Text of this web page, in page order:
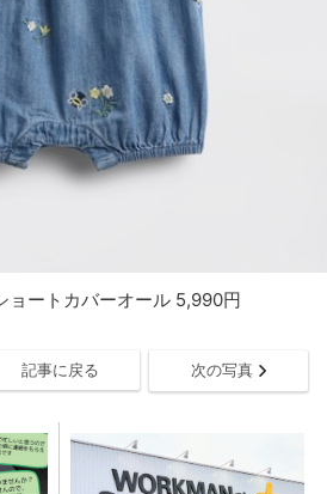
ョートカバーオール 5,990円
記事に戻る 次の写真